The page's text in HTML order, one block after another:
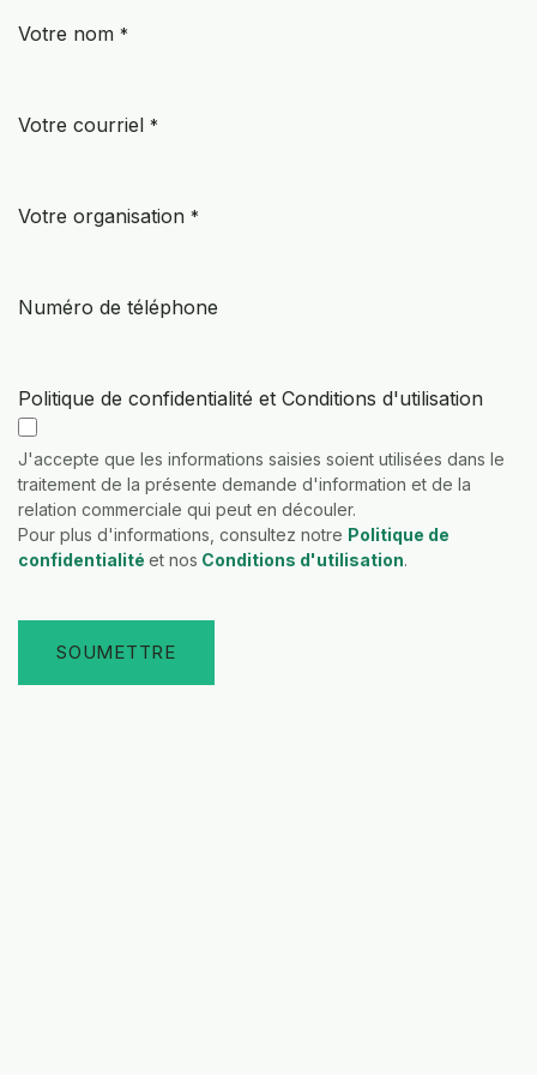
Votre nom *
Votre courriel *
Votre organisation *
Numéro de téléphone
Politique de confidentialité et Conditions d'utilisation
J'accepte que les informations saisies soient utilisées dans le
traitement de la présente demande d'information et de la
relation commerciale qui peut en découler.
Pour plus d'informations, consultez notre Politique de
confidentialité et nos Conditions d'utilisation.
SOUMETTRE